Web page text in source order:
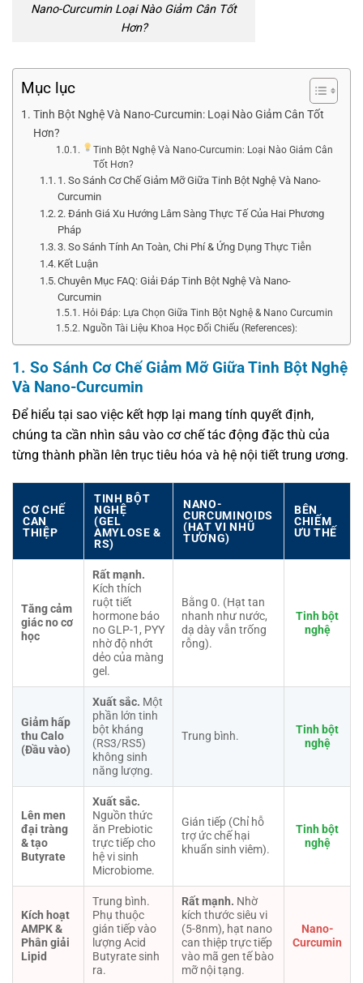
Nano-Curcumin Loại Nào Giảm Cân Tốt
Hơn?
Mục lục
Tinh Bột Nghệ Và Nano-Curcumin: Loại Nào Giảm Cân Tốt
Hơn?
Tinh Bột Nghệ Và Nano-Curcumin: Loại Nào Giảm Cân
Tốt Hơn?
1. So Sánh Cơ Chế Giảm Mỡ Giữa Tinh Bột Nghệ Và Nano-
Curcumin
2. Đánh Giá Xu Hướng Lâm Sàng Thực Tế Của Hai Phương
Pháp
3. So Sánh Tính An Toàn, Chi Phí & Ứng Dụng Thực Tiễn
Kết Luận
Chuyên Mục FAQ: Giải Đáp Tinh Bột Nghệ Và Nano-
Curcumin
Hỏi Đáp: Lựa Chọn Giữa Tinh Bột Nghệ & Nano Curcumin
Nguồn Tài Liệu Khoa Học Đối Chiếu (References):
1. So Sánh Cơ Chế Giảm Mỡ Giữa Tinh Bột Nghệ
Và Nano-Curcumin
Để hiểu tại sao việc kết hợp lại mang tính quyết định,
chúng ta cần nhìn sâu vào cơ chế tác động đặc thù của
từng thành phần lên trục tiêu hóa và hệ nội tiết trung ương.
CƠ CHẾ
CAN
THIỆP
TINH BỘT
NGHỆ
(GEL
AMYLOSE &
RS)
NANO-
CURCUMINOIDS
(HẠT VI NHŨ
TƯƠNG)
BÊN
CHIẾM
ƯU THẾ
Tăng cảm
giác no cơ
học
Rất mạnh.
Kích thích
ruột tiết
hormone báo
no GLP-1, PYY
nhờ độ nhớt
dẻo của màng
gel.
Bằng 0. (Hạt tan
nhanh như nước,
dạ dày vẫn trống
rỗng).
Tinh bột
nghệ
Giảm hấp
thu Calo
(Đầu vào)
Xuất sắc. Một
phần lớn tinh
bột kháng
(RS3/RS5)
không sinh
năng lượng.
Trung bình.
Tinh bột
nghệ
Lên men
đại tràng
& tạo
Butyrate
Xuất sắc.
Nguồn thức
ăn Prebiotic
trực tiếp cho
hệ vi sinh
Microbiome.
Gián tiếp (Chỉ hỗ
trợ ức chế hại
khuẩn sinh viêm).
Tinh bột
nghệ
Kích hoạt
AMPK &
Phân giải
Lipid
Trung bình.
Phụ thuộc
gián tiếp vào
lượng Acid
Butyrate sinh
ra.
Rất mạnh. Nhờ
kích thước siêu vi
(5-8nm), hạt nano
can thiệp trực tiếp
vào mã gen tế bào
mỡ nội tạng.
Nano-
Curcumin